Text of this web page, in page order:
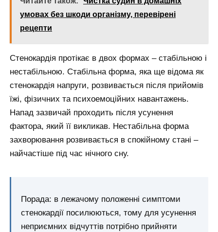
умовах без шкоди організму, перевірені
рецепти
Стенокардія протікає в двох формах – стабільною і
нестабільною. Стабільна форма, яка ще відома як
стенокардія напруги, розвивається після прийомів
їжі, фізичних та психоемоційних навантажень.
Напад зазвичай проходить після усунення
фактора, який її викликав. Нестабільна форма
захворювання розвивається в спокійному стані –
найчастіше під час нічного сну.
Порада: в лежачому положенні симптоми
стенокардії посилюються, тому для усунення
неприємних відчуттів потрібно прийняти